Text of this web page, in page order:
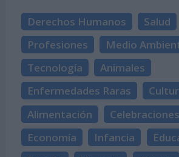
Derechos Humanos
Salud
Profesiones
Medio
Tecnología
Animales
Enfermedades Raras
Alimentación
Celebraciones
Economía
Infancia